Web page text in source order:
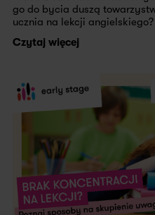
go do bycia duszą
ucznia na lekcji
Czytaj więcej